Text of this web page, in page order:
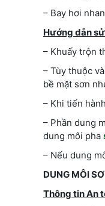
– Bay hơi
Hướng dẫn
– Khuấy trộn
– Tùy thuộc
bề mặt sơn
– Khi tiến
– Phần dung
dung môi pha
– Nếu dung
DUNG MÔI
Thông tin An